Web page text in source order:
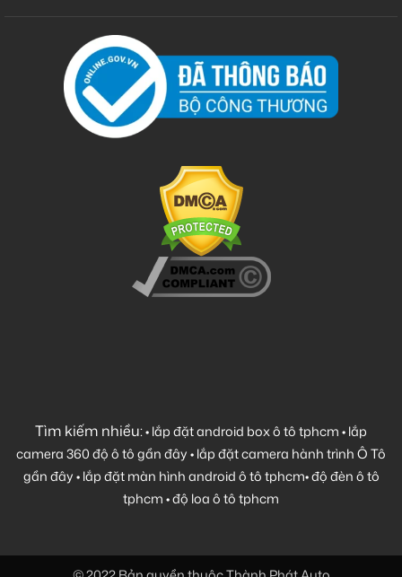
Tìm kiếm nhiều:•lắp đặt android box ô tô tphcm•lắp
camera 360 độ ô tô gần đây•lắp đặt camera hành trình Ô Tô
gần đây•lắp đặt màn hình android ô tô tphcm•độ đèn ô tô
tphcm•độ loa ô tô tphcm